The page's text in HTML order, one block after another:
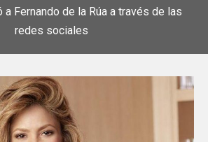
Fernando de la Rúa a través de las
redes sociales